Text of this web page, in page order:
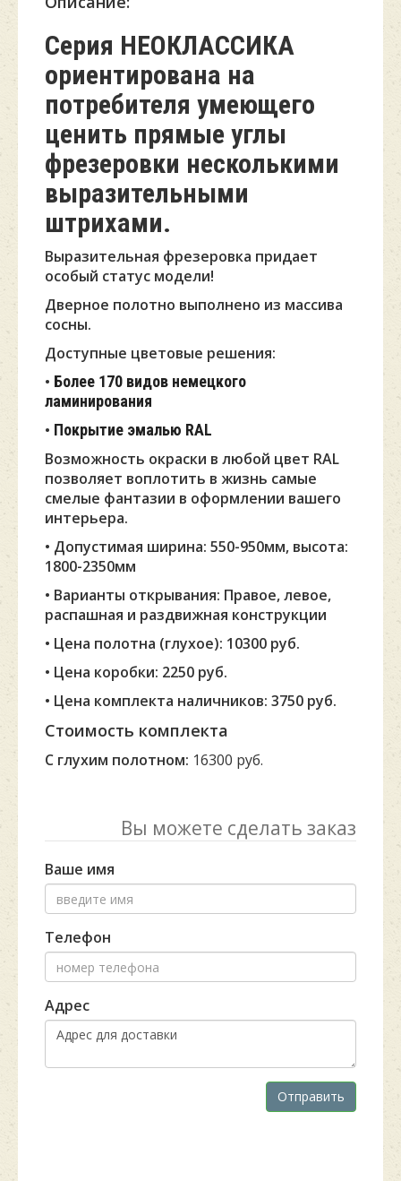
Серия НЕОКЛАССИКА
ориентирована на
потребителя умеющего
ценить прямые углы
фрезеровки несколькими
выразительными
штрихами.
Выразительная фрезеровка придает
особый статус модели!
Дверное полотно выполнено из массива
сосны.
Доступные цветовые решения:
• Более 170 видов немецкого
ламинирования
• Покрытие эмалью RAL
Возможность окраски в любой цвет RAL
позволяет воплотить в жизнь самые
смелые фантазии в оформлении вашего
интерьера.
• Допустимая ширина: 550-950мм, высота:
1800-2350мм
• Варианты открывания: Правое, левое,
распашная и раздвижная конструкции
• Цена полотна (глухое): 10300 руб.
• Цена коробки: 2250 руб.
• Цена комплекта наличников: 3750 руб.
Стоимость комплекта
С глухим полотном: 16300 руб.
Вы можете сделать заказ
Ваше имя
Телефон
Адрес
Отправить